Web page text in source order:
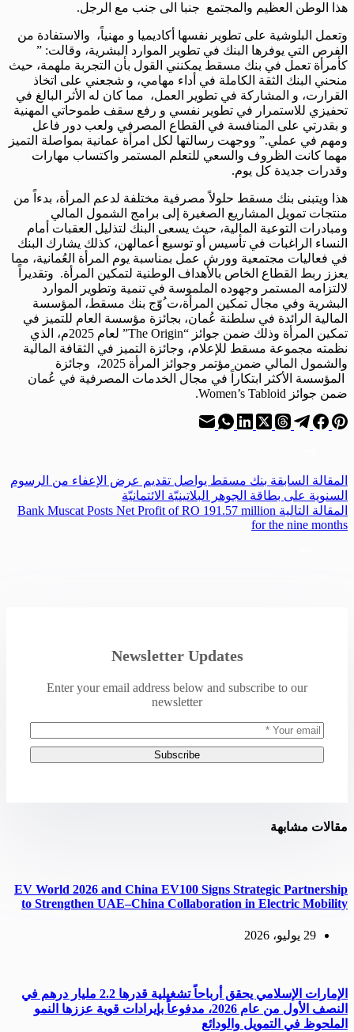
هذا الوطن العظيم والمجتمع جنبا الى جنب مع الرجل.
وتعمل البلوشية على تطوير نفسها أكاديميا و مهنياً، والاستفادة من
الفرص التي يوفرها البنك في تطوير الموارد البشرية، وقالت: ”
كأمرأة تعمل في بنك مسقط يمكنني القول بأن التجربة ملهمة، حيث
منحني البنك الثقة الكاملة في أداء مهامي، و شجعني على اتخاذ
القرارت، و المشاركة في تطوير العمل، مما كان له الأثر البالغ في
تحفيزي للاستمرار في تطوير نفسي و رفع سقف طموحاتي المهنية
و بقدرتي على المنافسة في القطاع المصرفي ولعب دور فاعل
ومهم في عملي.” ووجهت رسالتها لكل امرأة عمانية بمواصلة التميز
مهما كانت الظروف والسعي للتعلم المستمر واكتساب مهارات
وقدرات جديدة كل يوم.
هذا ويتبنى بنك مسقط حلولاً مصرفية مختلفة لدعم المرأة، بدءاً من
منتجات تمويل المشاريع الصغيرة إلى برامج الشمول المالي
ومبادرات التوعية المالية، حيث يسعى البنك لتذليل العقبات أمام
النساء الراغبات في تأسيس أو توسيع أعمالهن، كذلك يشارك البنك
في فعاليات مجتمعية وورش عمل بمناسبة يوم المرأة العُمانية، مما
يعزز ربط القطاع الخاص بالأهداف الوطنية لتمكين المرأة. وتقديراً
لالتزامه المستمر وجهوده الملموسة في تنمية وتطوير الموارد
البشرية وفي مجال تمكين المرأة،ت ُوّج بنك مسقط، المؤسسة
المالية الرائدة في سلطنة عُمان، بجائزة مؤسسة العام للتميز في
تمكين المرأة وذلك ضمن جوائز “The Origin” لعام 2025م، الذي
نظمته مجموعة مسقط للإعلام، وجائزة التميز في الثقافة المالية
والشمول المالي ضمن مؤتمر وجوائز المرأة 2025، وجائزة
المؤسسة الأكثر ابتكاراً في مجال الخدمات المصرفية في عُمان
ضمن جوائز Women’s Tabloid.
المقالة السابقة بنك مسقط يواصل تقديم عرض الإعفاء من الرسوم
السنوية على بطاقة الجوهر البلاتينيّة الائتمانيّة
المقالة التالية Bank Muscat Posts Net Profit of RO 191.57 million
for the nine months
Newsletter Updates
Enter your email address below and subscribe to our
newsletter
Subscribe
مقالات مشابهة
EV World 2026 and China EV100 Signs Strategic Partnership
to Strengthen UAE–China Collaboration in Electric Mobility
29 يوليو، 2026
الإمارات الإسلامي يحقق أرباحاً تشغيلية قدرها 2.2 مليار درهم في
النصف الأول من عام 2026، مدفوعاً بإيرادات قوية عززها النمو
الملحوظ في التمويل والودائع